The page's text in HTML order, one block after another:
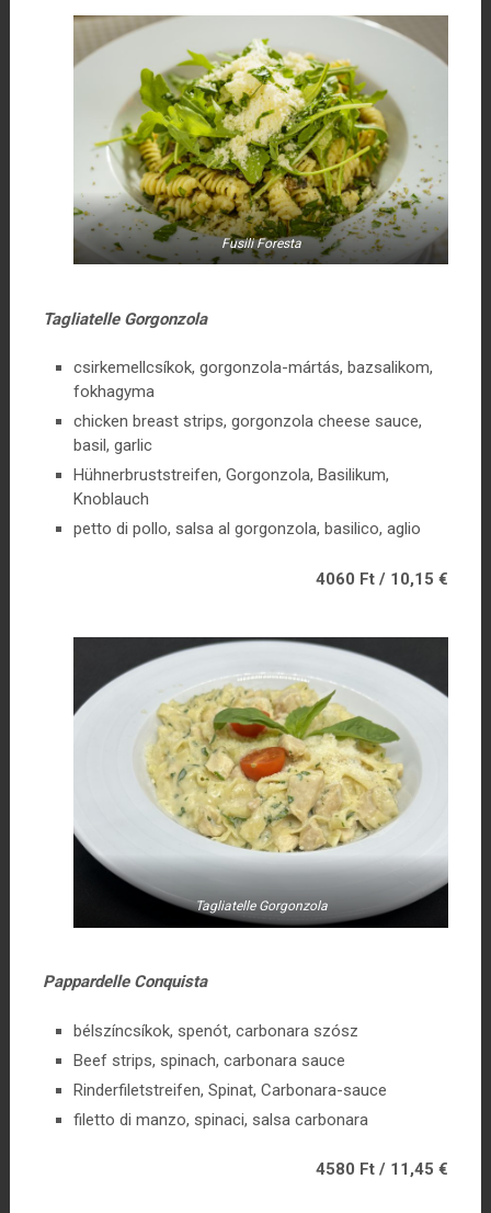
Fusili Foresta
Tagliatelle Gorgonzola
csirkemellcsíkok, gorgonzola-mártás, bazsalikom,
fokhagyma
chicken breast strips, gorgonzola cheese sauce,
basil, garlic
Hühnerbruststreifen, Gorgonzola, Basilikum,
Knoblauch
petto di pollo, salsa al gorgonzola, basilico, aglio
4060 Ft / 10,15 €
Tagliatelle Gorgonzola
Pappardelle Conquista
bélszíncsíkok, spenót, carbonara szósz
Beef strips, spinach, carbonara sauce
Rinderfiletstreifen, Spinat, Carbonara-sauce
filetto di manzo, spinaci, salsa carbonara
4580 Ft / 11,45 €